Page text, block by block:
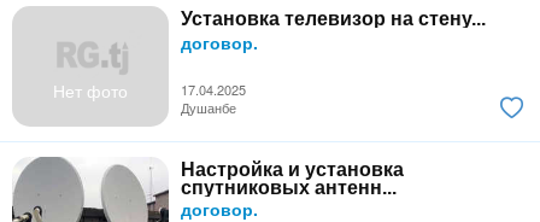
Нет фото
Установка телевизор на стену...
договор.
17.04.2025
Душанбе
Настройка и установка
спутниковых антенн...
договор.